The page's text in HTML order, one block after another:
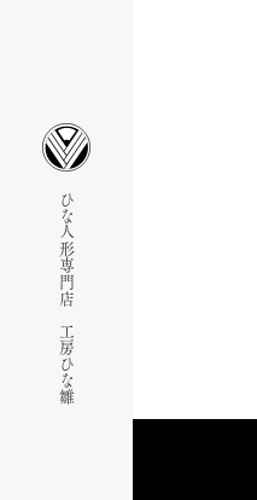
ひな人形専門店 工房ひな雛